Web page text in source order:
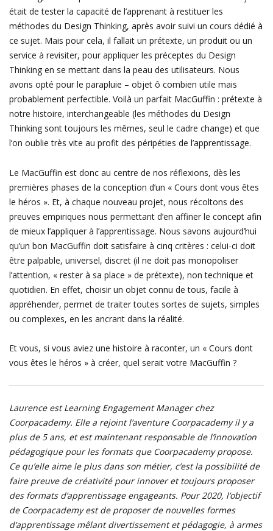
était de tester la capacité de l’apprenant à restituer les
méthodes du Design Thinking, après avoir suivi un cours dédié à
ce sujet. Mais pour cela, il fallait un prétexte, un produit ou un
service à revisiter, pour appliquer les préceptes du Design
Thinking en se mettant dans la peau des utilisateurs. Nous
avons opté pour le parapluie – objet ô combien utile mais
probablement perfectible. Voilà un parfait MacGuffin : prétexte à
notre histoire, interchangeable (les méthodes du Design
Thinking sont toujours les mêmes, seul le cadre change) et que
l’on oublie très vite au profit des péripéties de l’apprentissage.
Le MacGuffin est donc au centre de nos réflexions, dès les
premières phases de la conception d’un « Cours dont vous êtes
le héros ». Et, à chaque nouveau projet, nous récoltons des
preuves empiriques nous permettant d’en affiner le concept afin
de mieux l’appliquer à l’apprentissage. Nous savons aujourd’hui
qu’un bon MacGuffin doit satisfaire à cinq critères : celui-ci doit
être palpable, universel, discret (il ne doit pas monopoliser
l’attention, « rester à sa place » de prétexte), non technique et
quotidien. En effet, choisir un objet connu de tous, facile à
appréhender, permet de traiter toutes sortes de sujets, simples
ou complexes, en les ancrant dans la réalité.
Et vous, si vous aviez une histoire à raconter, un « Cours dont
vous êtes le héros » à créer, quel serait votre MacGuffin ?
Laurence est Learning Engagement Manager chez
Coorpacademy. Elle a rejoint l’aventure Coorpacademy il y a
plus de 5 ans, et est maintenant responsable de l’innovation
pédagogique pour les formats que Coorpacademy propose.
Ce qu’elle aime le plus dans son métier, c’est la possibilité de
faire preuve de créativité pour innover et toujours proposer
des formats d’apprentissage engageants. Pour 2020, l’objectif
de Coorpacademy est de proposer de nouvelles formes
d’apprentissage mêlant divertissement et pédagogie, à armes